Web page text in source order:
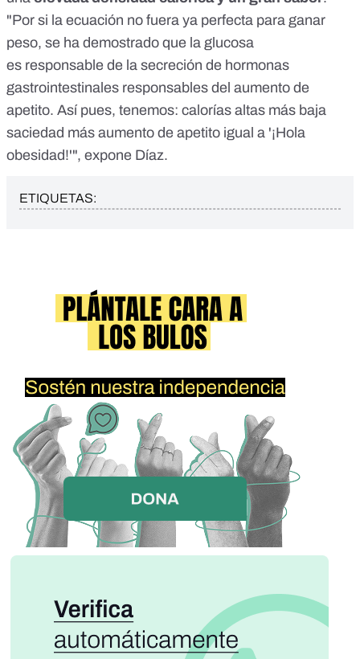
"Por si la ecuación no fuera ya perfecta para ganar
peso, se ha demostrado que la glucosa
es responsable de la secreción de hormonas
gastrointestinales responsables del aumento de
apetito. Así pues, tenemos: calorías altas más baja
saciedad más aumento de apetito igual a '¡Hola
obesidad!'", expone Díaz.
ETIQUETAS: